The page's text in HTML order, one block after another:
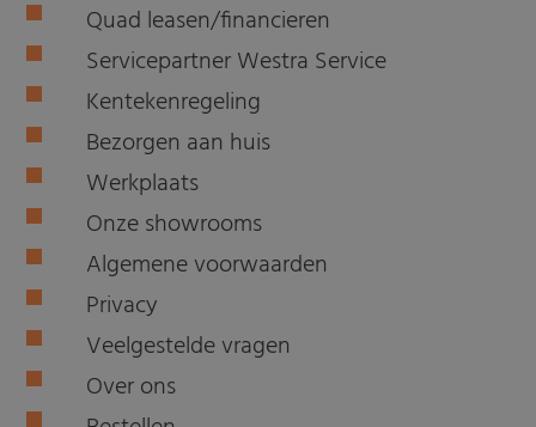
Quad leasen/financieren
Servicepartner Westra Service
Kentekenregeling
Bezorgen aan huis
Werkplaats
Onze showrooms
Algemene voorwaarden
Privacy
Veelgestelde vragen
Over ons